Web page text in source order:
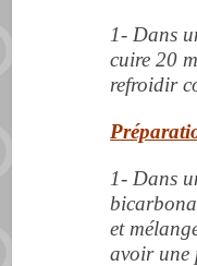
1- Dans
cuire 20
refroidir
1- Dans
et
avoir une